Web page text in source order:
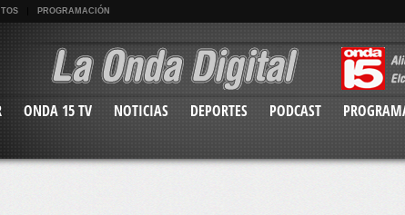
PROGRAMACIÓN
ONDA 15 TV NOTICIAS DEPORTES PODCAST